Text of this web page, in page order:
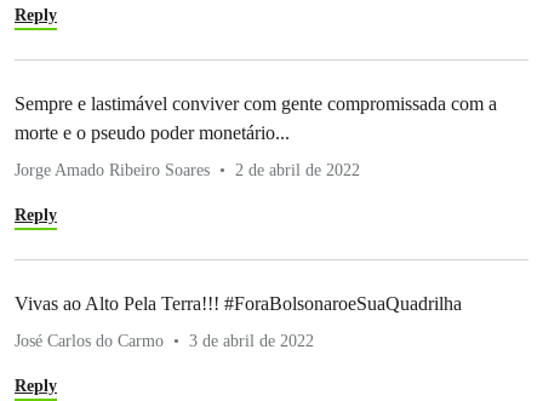
Reply
Sempre e lastimável conviver com gente compromissada com a
morte e o pseudo poder monetário...
Jorge Amado Ribeiro Soares 2 de abril de 2022
Reply
Vivas ao Alto Pela Terra!!! #ForaBolsonaroeSuaQuadrilha
José Carlos do Carmo 3 de abril de 2022
Reply